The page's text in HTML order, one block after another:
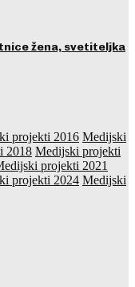
žena, svetiteljka
projekti 2016 Medijski
2018 Medijski projekti
projekti 2021
projekti 2024 Medijski